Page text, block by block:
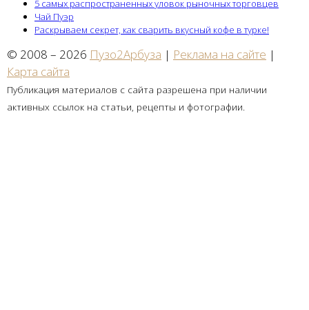
5 самых распространенных уловок рыночных торговцев
Чай Пуэр
Раскрываем секрет, как сварить вкусный кофе в турке!
© 2008 – 2026 Пузо2Арбуза | Реклама на сайте |
Карта сайта
Публикация материалов с сайта разрешена при наличии
активных ссылок на статьи, рецепты и фотографии.